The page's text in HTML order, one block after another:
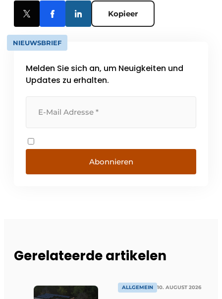
Kopieer
NIEUWSBRIEF
Melden Sie sich an, um Neuigkeiten und
Updates zu erhalten.
Abonnieren
Gerelateerde artikelen
ALLGEMEIN 10. AUGUST 2026